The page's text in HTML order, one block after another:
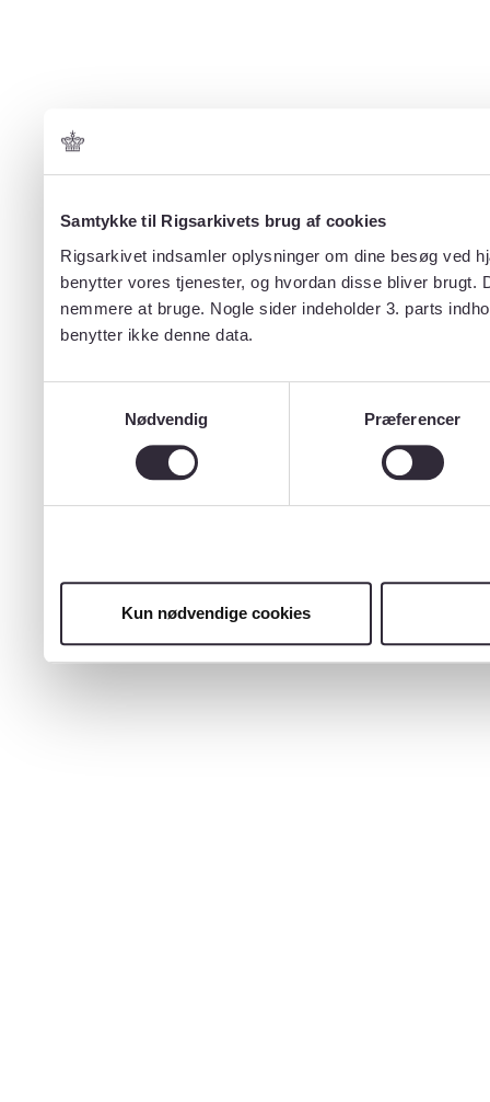
Samtykke til Rigsarkivets brug af cookies
Rigsarkivet indsamler oplysninger om dine besøg ved
benytter vores tjenester, og hvordan disse bliver
nemmere at bruge. Nogle sider indeholder 3. parts
benytter ikke denne data.
Nødvendig
Præferencer
Kun nødvendige cookies